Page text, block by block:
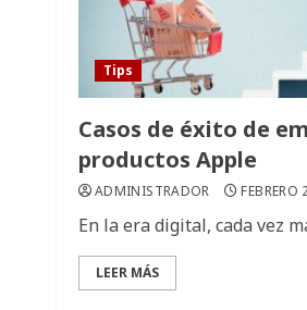
Tips
Casos de éxito de
productos Apple
ADMINISTRADOR
En la era digital, cada vez
LEER MÁS